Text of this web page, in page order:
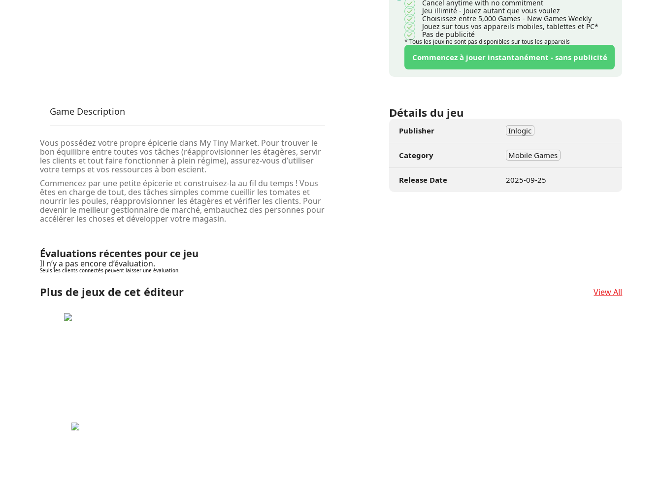
Cancel anytime with no commitment
Jeu illimité - Jouez autant que vous voulez
Choisissez entre 5,000 Games - New Games Weekly
Jouez sur tous vos appareils mobiles, tablettes et PC*
Pas de publicité
* Tous les jeux ne sont pas disponibles sur tous les appareils
Commencez à jouer instantanément - sans publicité
Game Description
Vous possédez votre propre épicerie dans My Tiny Market. Pour trouver le
bon équilibre entre toutes vos tâches (réapprovisionner les étagères, servir
les clients et tout faire fonctionner à plein régime), assurez-vous d’utiliser
votre temps et vos ressources à bon escient.
Commencez par une petite épicerie et construisez-la au fil du temps ! Vous
êtes en charge de tout, des tâches simples comme cueillir les tomates et
nourrir les poules, réapprovisionner les étagères et vérifier les clients. Pour
devenir le meilleur gestionnaire de marché, embauchez des personnes pour
accélérer les choses et développer votre magasin.
Détails du jeu
Publisher Inlogic
Category Mobile Games
Release Date 2025-09-25
Évaluations récentes pour ce jeu
Il n’y a pas encore d’évaluation.
Seuls les clients connectés peuvent laisser une évaluation.
Plus de jeux de cet éditeur View All